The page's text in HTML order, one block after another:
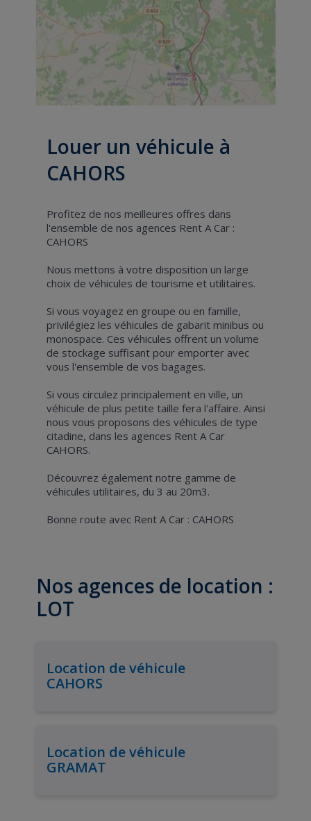
Louer un véhicule à
CAHORS
Profitez de nos meilleures offres dans
l'ensemble de nos agences Rent A Car :
CAHORS
Nous mettons à votre disposition un large
choix de véhicules de tourisme et utilitaires.
Si vous voyagez en groupe ou en famille,
privilégiez les véhicules de gabarit minibus ou
monospace. Ces véhicules offrent un volume
de stockage suffisant pour emporter avec
vous l'ensemble de vos bagages.
Si vous circulez principalement en ville, un
véhicule de plus petite taille fera l'affaire. Ainsi
nous vous proposons des véhicules de type
citadine, dans les agences Rent A Car
CAHORS.
Découvrez également notre gamme de
véhicules utilitaires, du 3 au 20m3.
Bonne route avec Rent A Car : CAHORS
Nos agences de location :
LOT
Location de véhicule
CAHORS
Location de véhicule
GRAMAT